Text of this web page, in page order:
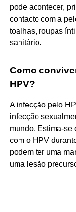
pode acontecer,
contacto com a
toalhas, roupas
sanitário.
Como
HPV?
A infecção pelo
infecção
mundo. Estima-se
com o HPV
podem ter uma
uma lesão